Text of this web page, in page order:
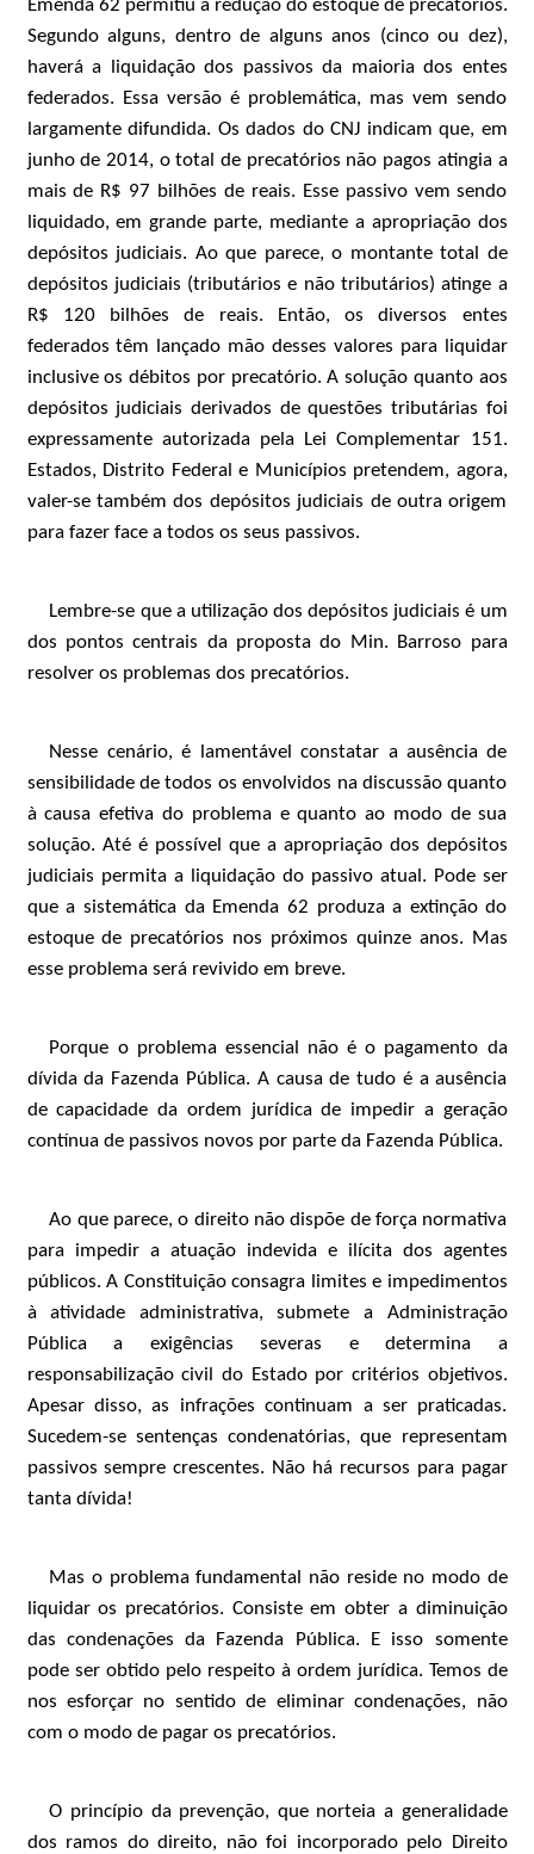
Emenda 62 permitiu a redução do estoque de precatórios.
Segundo alguns, dentro de alguns anos (cinco ou dez),
haverá a liquidação dos passivos da maioria dos entes
federados. Essa versão é problemática, mas vem sendo
largamente difundida. Os dados do CNJ indicam que, em
junho de 2014, o total de precatórios não pagos atingia a
mais de R$ 97 bilhões de reais. Esse passivo vem sendo
liquidado, em grande parte, mediante a apropriação dos
depósitos judiciais. Ao que parece, o montante total de
depósitos judiciais (tributários e não tributários) atinge a
R$ 120 bilhões de reais. Então, os diversos entes
federados têm lançado mão desses valores para liquidar
inclusive os débitos por precatório. A solução quanto aos
depósitos judiciais derivados de questões tributárias foi
expressamente autorizada pela Lei Complementar 151.
Estados, Distrito Federal e Municípios pretendem, agora,
valer-se também dos depósitos judiciais de outra origem
para fazer face a todos os seus passivos.
Lembre-se que a utilização dos depósitos judiciais é um
dos pontos centrais da proposta do Min. Barroso para
resolver os problemas dos precatórios.
Nesse cenário, é lamentável constatar a ausência de
sensibilidade de todos os envolvidos na discussão quanto
à causa efetiva do problema e quanto ao modo de sua
solução. Até é possível que a apropriação dos depósitos
judiciais permita a liquidação do passivo atual. Pode ser
que a sistemática da Emenda 62 produza a extinção do
estoque de precatórios nos próximos quinze anos. Mas
esse problema será revivido em breve.
Porque o problema essencial não é o pagamento da
dívida da Fazenda Pública. A causa de tudo é a ausência
de capacidade da ordem jurídica de impedir a geração
contínua de passivos novos por parte da Fazenda Pública.
Ao que parece, o direito não dispõe de força normativa
para impedir a atuação indevida e ilícita dos agentes
públicos. A Constituição consagra limites e impedimentos
à atividade administrativa, submete a Administração
Pública a exigências severas e determina a
responsabilização civil do Estado por critérios objetivos.
Apesar disso, as infrações continuam a ser praticadas.
Sucedem-se sentenças condenatórias, que representam
passivos sempre crescentes. Não há recursos para pagar
tanta dívida!
Mas o problema fundamental não reside no modo de
liquidar os precatórios. Consiste em obter a diminuição
das condenações da Fazenda Pública. E isso somente
pode ser obtido pelo respeito à ordem jurídica. Temos de
nos esforçar no sentido de eliminar condenações, não
com o modo de pagar os precatórios.
O princípio da prevenção, que norteia a generalidade
dos ramos do direito, não foi incorporado pelo Direito